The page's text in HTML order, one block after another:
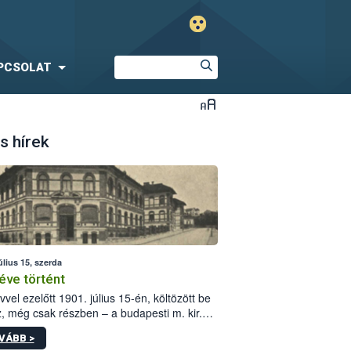
hírek
15, szerda
történt
ezelőtt 1901. július 15-én, költözött be
még csak részben – a budapesti m. kir.
állomás a Kis Rókus utca
alatti, Czigler Győző által tervezett új
>